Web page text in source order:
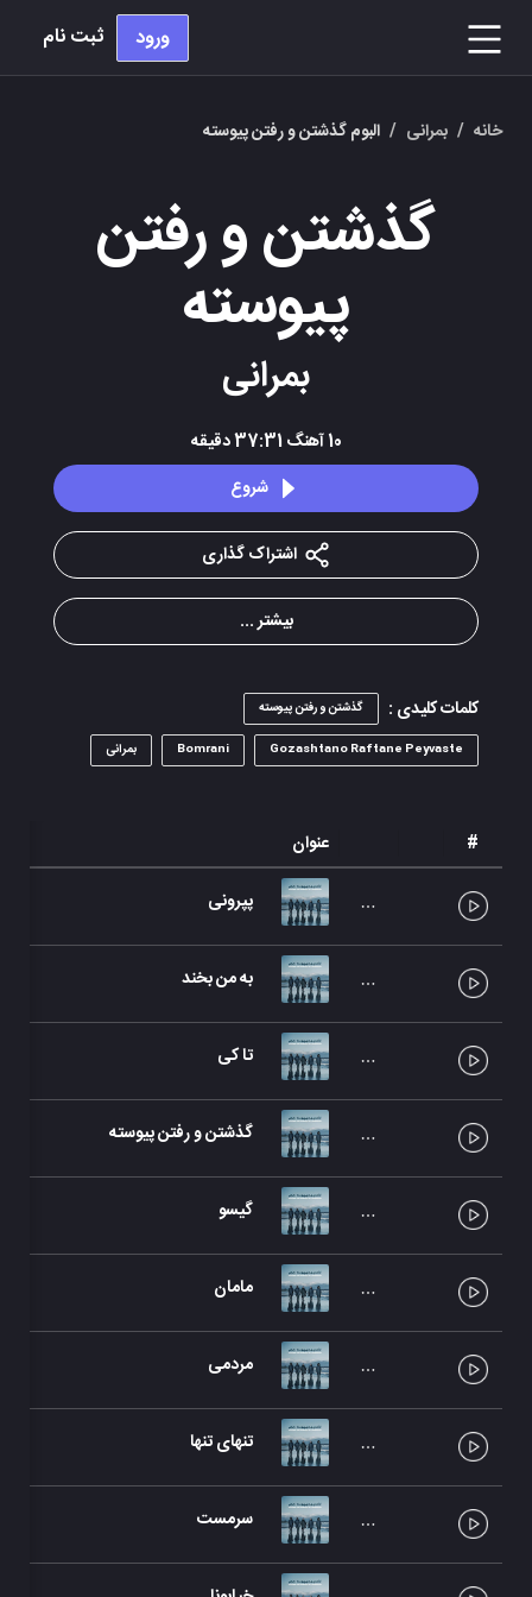
ورود ثبت نام
خانه / بمرانی / البوم گذشتن و رفتن پیوسته
گذشتن و رفتن
پیوسته
بمرانی
10آهنگ 37:31دقیقه
شروع
اشتراک گذاری
بیشتر ...
کلمات کلیدی : گذشتن و رفتن پیوسته
Gozashtano Raftane Peyvaste
Bomrani بمرانی
# عنوان
پپرونی
به من بخند
تا کی
گذشتن و رفتن پیوسته
گیسو
مامان
مردمی
تنهای تنها
سرمست